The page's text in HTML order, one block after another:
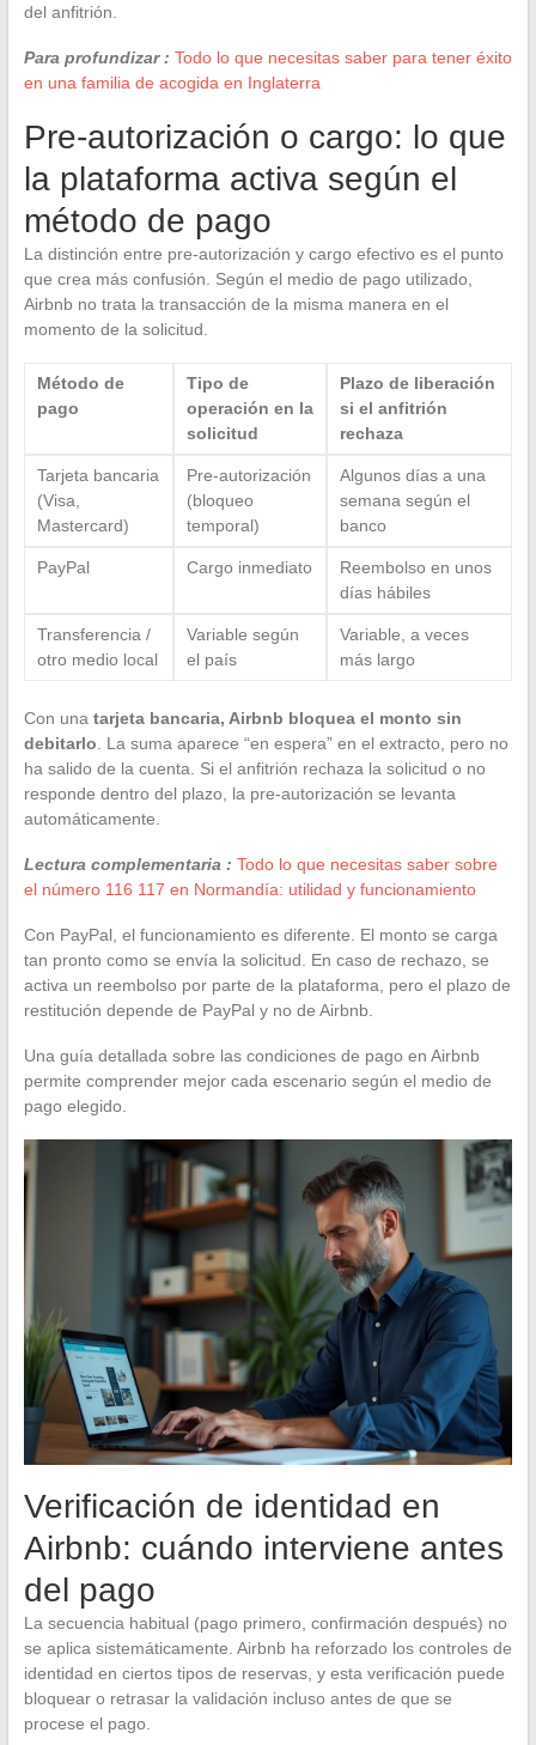
del anfitrión.
Para profundizar : Todo lo que necesitas saber para tener éxito
en una familia de acogida en Inglaterra
Pre-autorización o cargo: lo que
la plataforma activa según el
método de pago
La distinción entre pre-autorización y cargo efectivo es el punto
que crea más confusión. Según el medio de pago utilizado,
Airbnb no trata la transacción de la misma manera en el
momento de la solicitud.
Método de
pago
Tipo de
operación en la
solicitud
Plazo de liberación
si el anfitrión
rechaza
Tarjeta bancaria
(Visa,
Mastercard)
Pre-autorización
(bloqueo
temporal)
Algunos días a una
semana según el
banco
PayPal Cargo inmediato
Reembolso en unos
días hábiles
Transferencia /
otro medio local
Variable según
el país
Variable, a veces
más largo
Con una tarjeta bancaria, Airbnb bloquea el monto sin
debitarlo . La suma aparece “en espera” en el extracto, pero no
ha salido de la cuenta. Si el anfitrión rechaza la solicitud o no
responde dentro del plazo, la pre-autorización se levanta
automáticamente.
Lectura complementaria : Todo lo que necesitas saber sobre
el número 116 117 en Normandía: utilidad y funcionamiento
Con PayPal, el funcionamiento es diferente. El monto se carga
tan pronto como se envía la solicitud. En caso de rechazo, se
activa un reembolso por parte de la plataforma, pero el plazo de
restitución depende de PayPal y no de Airbnb.
Una guía detallada sobre las condiciones de pago en Airbnb
permite comprender mejor cada escenario según el medio de
pago elegido.
Verificación de identidad en
Airbnb: cuándo interviene antes
del pago
La secuencia habitual (pago primero, confirmación después) no
se aplica sistemáticamente. Airbnb ha reforzado los controles de
identidad en ciertos tipos de reservas, y esta verificación puede
bloquear o retrasar la validación incluso antes de que se
procese el pago.